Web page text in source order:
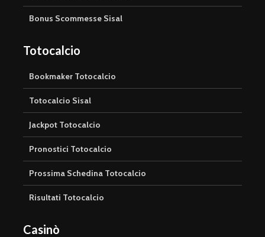
Bonus Scommesse Sisal
Totocalcio
Bookmaker Totocalcio
Totocalcio Sisal
Jackpot Totocalcio
Pronostici Totocalcio
Prossima Schedina Totocalcio
Risultati Totocalcio
Casinò